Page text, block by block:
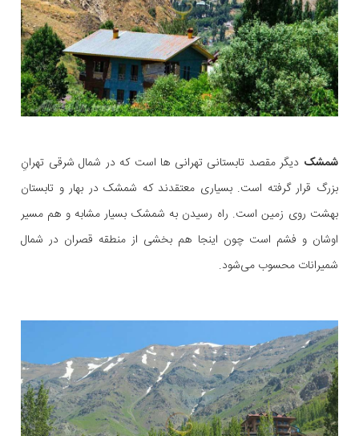
شمشک دیگر مقصد تابستانی تهرانی ها است که در شمال شرقی تهرانِ
بزرگ قرار گرفته است. بسیاری معتقدند که شمشک در بهار و تابستان
بهشت روی زمین است. راه رسیدن به شمشک بسیار مشابه و هم مسیر
اوشان و فشم است چون اینجا هم بخشی از منطقه قصران در شمال
شمیرانات محسوب می‌شود.